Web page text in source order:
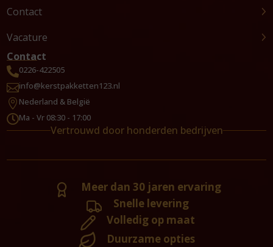
Contact
Vacature
Contact
0226-422505
info@kerstpakketten123.nl
 Nederland & België
Ma - Vr 08:30 - 17:00
Vertrouwd door honderden bedrijven
Meer dan 30 jaren ervaring
Snelle levering
Volledig op maat
Duurzame opties